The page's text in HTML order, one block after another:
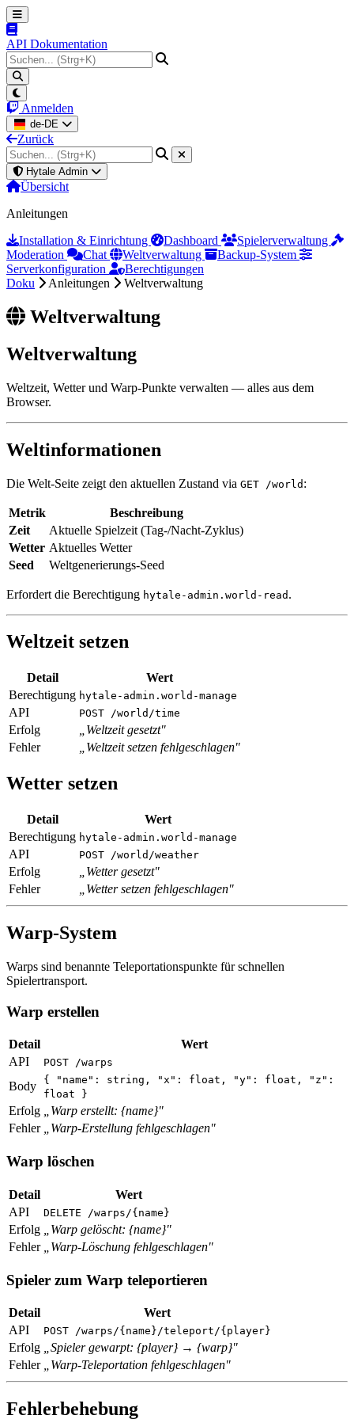
API Dokumentation
Anmelden
de-DE
Zurück
Hytale Admin
Übersicht
Anleitungen
Installation & Einrichtung
Dashboard
Spielerverwaltung
Moderation
Chat Weltverwaltung
Backup-System
Serverkonfiguration
Berechtigungen
Doku
Anleitungen Weltverwaltung
Weltverwaltung
Weltverwaltung
Weltzeit, Wetter und Warp-Punkte verwalten — alles aus dem
Browser.
Weltinformationen
Die Welt-Seite zeigt den aktuellen Zustand via GET /world :
Metrik
Beschreibung
Zeit
Aktuelle Spielzeit (Tag-/Nacht-Zyklus)
Wetter Aktuelles Wetter
Seed
Weltgenerierungs-Seed
Erfordert die Berechtigung hytale-admin.world-read .
Weltzeit setzen
Detail
Wert
Berechtigung hytale-admin.world-manage
API POST /world/time
Erfolg
„Weltzeit gesetzt"
Fehler
„Weltzeit setzen fehlgeschlagen"
Wetter setzen
Detail
Wert
Berechtigung hytale-admin.world-manage
API POST /world/weather
Erfolg
„Wetter gesetzt"
Fehler
„Wetter setzen fehlgeschlagen"
Warp-System
Warps sind benannte Teleportationspunkte für schnellen
Spielertransport.
Warp erstellen
Detail
Wert
API
POST /warps
Body
{ "name": string, "x": float, "y": float, "z":
float }
Erfolg „Warp erstellt: {name}"
Fehler „Warp-Erstellung fehlgeschlagen"
Warp löschen
Detail
Wert
API
DELETE /warps/{name}
Erfolg
„Warp gelöscht: {name}"
Fehler
„Warp-Löschung fehlgeschlagen"
Spieler zum Warp teleportieren
Detail
Wert
API
POST /warps/{name}/teleport/{player}
Erfolg
„Spieler gewarpt: {player} → {warp}"
Fehler
„Warp-Teleportation fehlgeschlagen"
Fehlerbehebung